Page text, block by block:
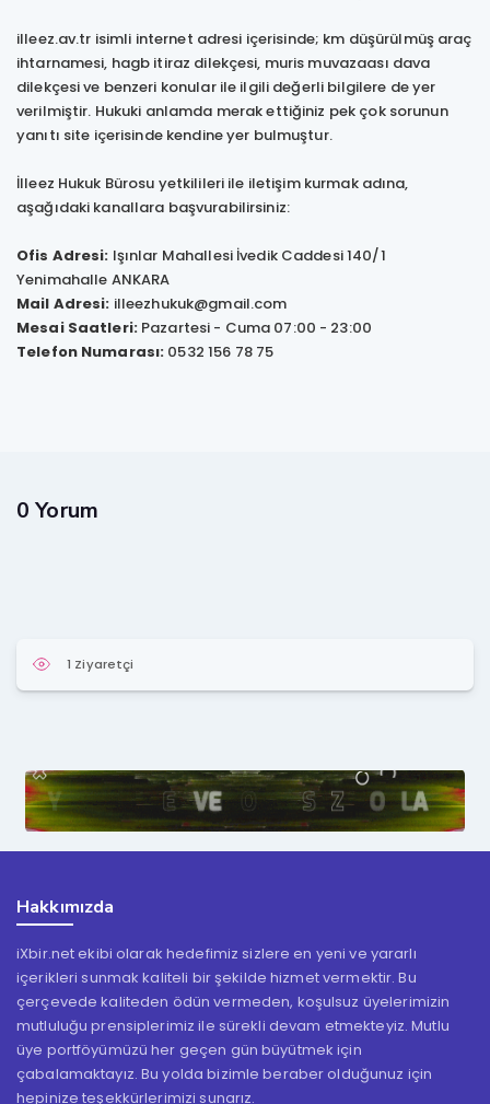
illeez.av.tr isimli internet adresi içerisinde; km düşürülmüş araç
ihtarnamesi, hagb itiraz dilekçesi, muris muvazaası dava
dilekçesi ve benzeri konular ile ilgili değerli bilgilere de yer
verilmiştir. Hukuki anlamda merak ettiğiniz pek çok sorunun
yanıtı site içerisinde kendine yer bulmuştur.
İlleez Hukuk Bürosu yetkilileri ile iletişim kurmak adına,
aşağıdaki kanallara başvurabilirsiniz:
Ofis Adresi: Işınlar Mahallesi İvedik Caddesi 140/1
Yenimahalle ANKARA
Mail Adresi: illeezhukuk@gmail.com
Mesai Saatleri:Pazartesi - Cuma 07:00 - 23:00
Telefon Numarası: 0532 156 78 75
0 Yorum
1 Ziyaretçi
Hakkımızda
iXbir.net ekibi olarak hedefimiz sizlere en yeni ve yararlı
içerikleri sunmak kaliteli bir şekilde hizmet vermektir. Bu
çerçevede kaliteden ödün vermeden, koşulsuz üyelerimizin
mutluluğu prensiplerimiz ile sürekli devam etmekteyiz. Mutlu
üye portföyümüzü her geçen gün büyütmek için
çabalamaktayız. Bu yolda bizimle beraber olduğunuz için
hepinize teşekkürlerimizi sunarız.